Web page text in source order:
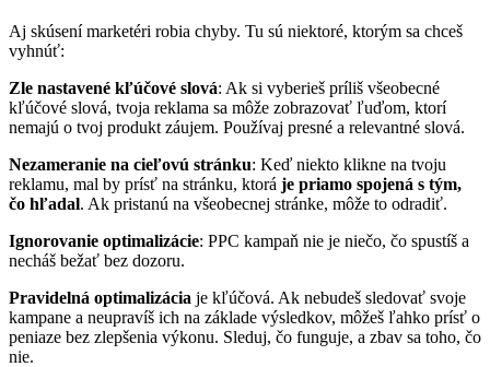
Aj skúsení marketéri robia chyby. Tu sú niektoré, ktorým sa chceš
vyhnúť:
Zle nastavené kľúčové slová: Ak si vyberieš príliš všeobecné
kľúčové slová, tvoja reklama sa môže zobrazovať ľuďom, ktorí
nemajú o tvoj produkt záujem. Používaj presné a relevantné slová.
Nezameranie na cieľovú stránku: Keď niekto klikne na tvoju
reklamu, mal by prísť na stránku, ktorá je priamo spojená s tým,
čo hľadal. Ak pristanú na všeobecnej stránke, môže to odradiť.
Ignorovanie optimalizácie: PPC kampaň nie je niečo, čo spustíš a
necháš bežať bez dozoru.
Pravidelná optimalizácia je kľúčová. Ak nebudeš sledovať svoje
kampane a neupravíš ich na základe výsledkov, môžeš ľahko prísť o
peniaze bez zlepšenia výkonu. Sleduj, čo funguje, a zbav sa toho, čo
nie.